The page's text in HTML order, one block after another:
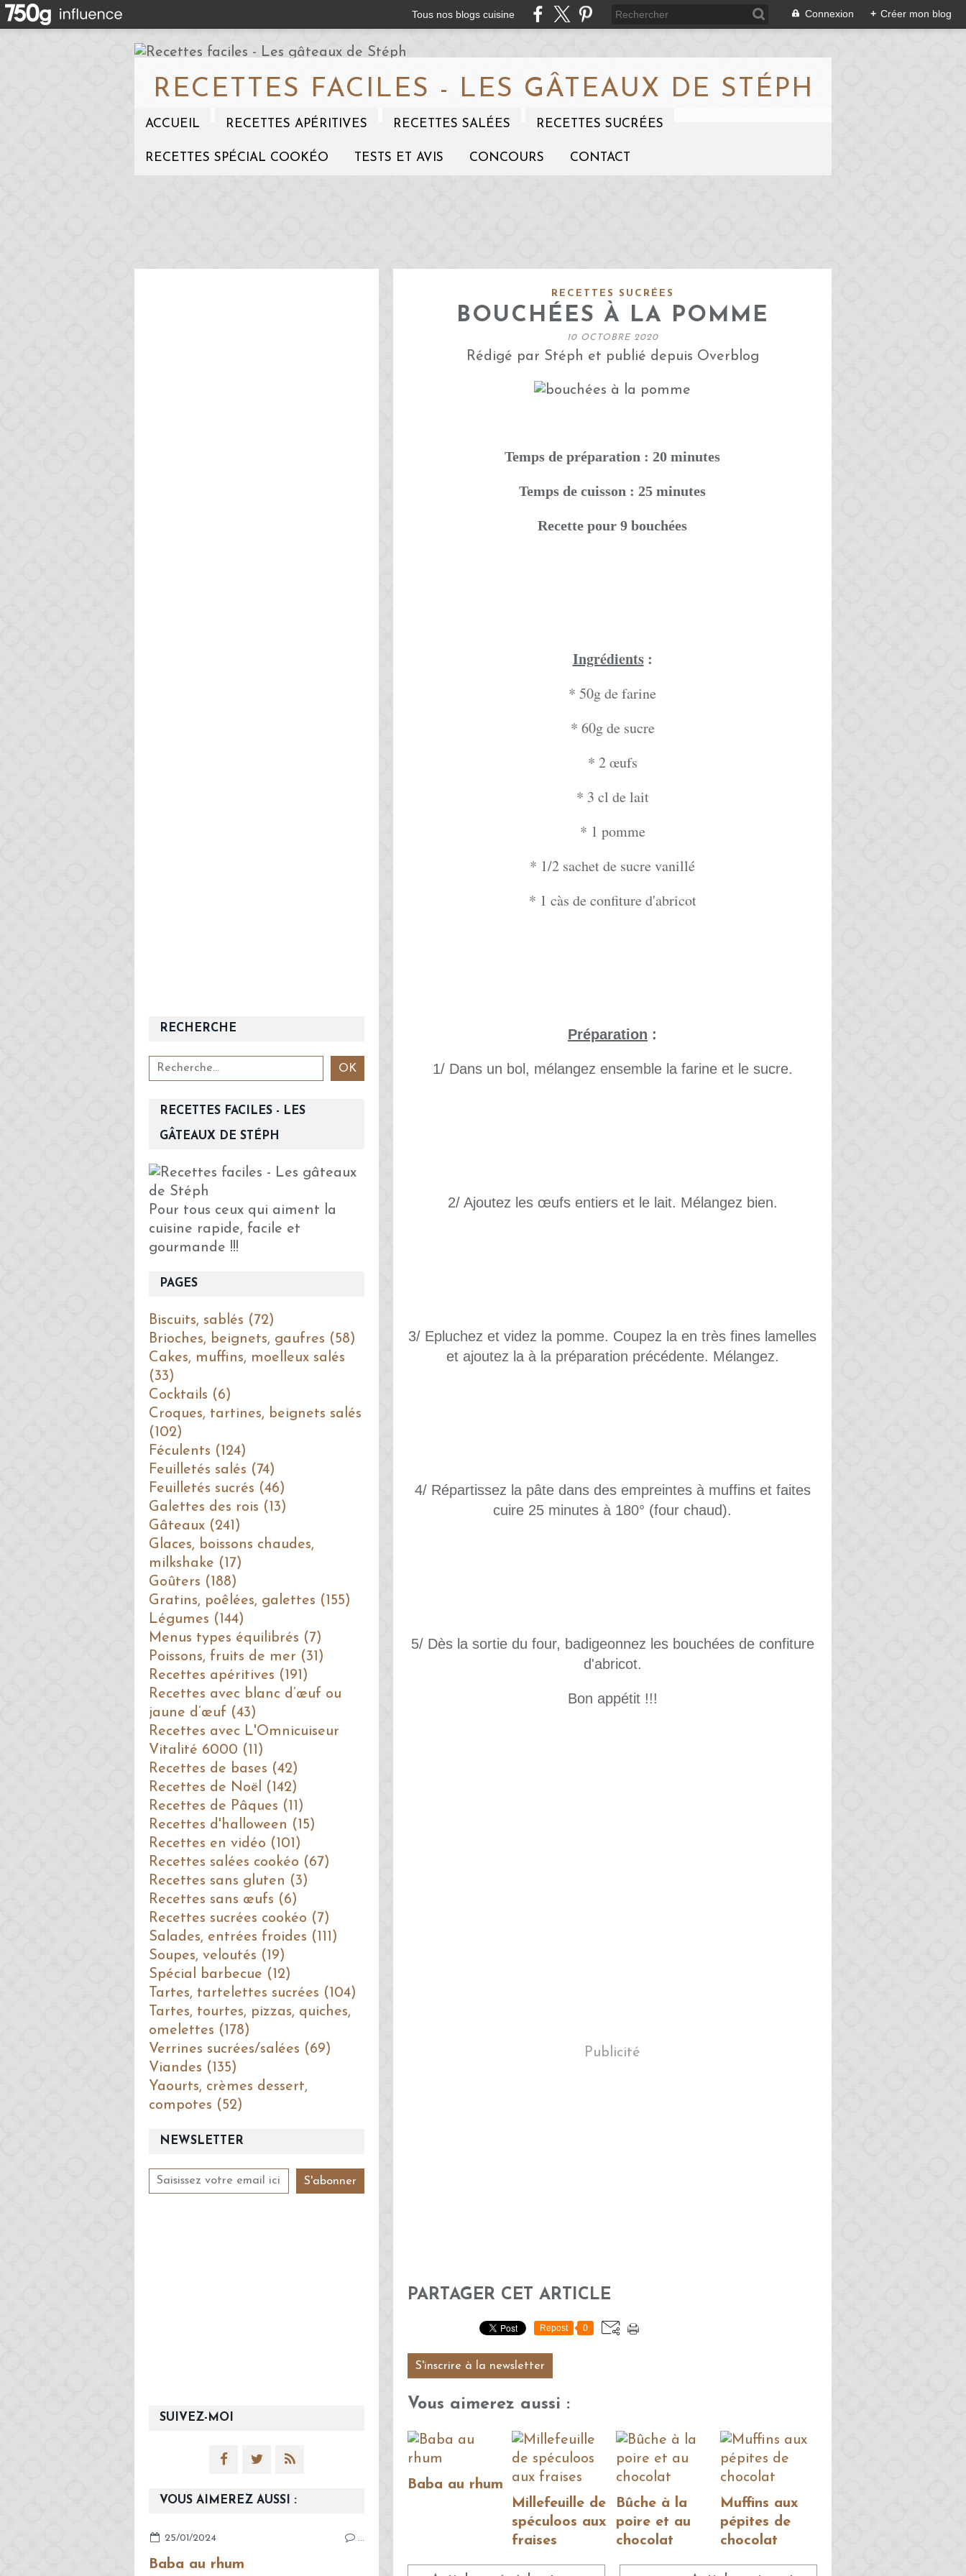
Tous nos blogs cuisine Connexion + Créer mon blog
RECETTES FACILES - LES GÂTEAUX DE STÉPH
ACCUEIL RECETTES APÉRITIVES RECETTES SALÉES RECETTES SUCRÉES
RECETTES SPÉCIAL COOKÉO TESTS ET AVIS CONCOURS CONTACT
RECETTES SUCRÉES
BOUCHÉES À LA POMME
10 OCTOBRE 2020
Rédigé par Stéph et publié depuis Overblog
Temps de préparation : 20 minutes
Temps de cuisson : 25 minutes
Recette pour 9 bouchées
Ingrédients:
* 50g de farine
* 60g de sucre
* 2 œufs
* 3 cl de lait
* 1 pomme
* 1/2 sachet de sucre vanillé
* 1 càs de confiture d'abricot
Préparation :
1/ Dans un bol, mélangez ensemble la farine et le sucre.
2/ Ajoutez les œufs entiers et le lait. Mélangez bien.
3/ Epluchez et videz la pomme. Coupez la en très fines lamelles
et ajoutez la à la préparation précédente. Mélangez.
4/ Répartissez la pâte dans des empreintes à muffins et faites
cuire 25 minutes à 180° (four chaud).
5/ Dès la sortie du four, badigeonnez les bouchées de confiture
d'abricot.
Bon appétit !!!
Publicité
PARTAGER CET ARTICLE
Repost 0
S'inscrire à la newsletter
Vous aimerez aussi :
Baba au rhum
Millefeuille de
spéculoos aux
fraises
Bûche à la
poire et au
chocolat
Muffins aux
pépites de
chocolat
NEWSLETTER
SUIVEZ-MOI
RECHERCHE
RECETTES FACILES - LES
GÂTEAUX DE STÉPH
Pour tous ceux qui aiment la
cuisine rapide, facile et
gourmande !!!
VOUS AIMEREZ AUSSI :
25/01/2024 …
Baba au rhum
PAGES
Biscuits, sablés (72)
Brioches, beignets, gaufres (58)
Cakes, muffins, moelleux salés
(33)
Cocktails (6)
Croques, tartines, beignets salés
(102)
Féculents (124)
Feuilletés salés (74)
Feuilletés sucrés (46)
Galettes des rois (13)
Gâteaux (241)
Glaces, boissons chaudes,
milkshake (17)
Goûters (188)
Gratins, poêlées, galettes (155)
Légumes (144)
Menus types équilibrés (7)
Poissons, fruits de mer (31)
Recettes apéritives (191)
Recettes avec blanc d’œuf ou
jaune d’œuf (43)
Recettes avec L'Omnicuiseur
Vitalité 6000 (11)
Recettes de bases (42)
Recettes de Noël (142)
Recettes de Pâques (11)
Recettes d'halloween (15)
Recettes en vidéo (101)
Recettes salées cookéo (67)
Recettes sans gluten (3)
Recettes sans œufs (6)
Recettes sucrées cookéo (7)
Salades, entrées froides (111)
Soupes, veloutés (19)
Spécial barbecue (12)
Tartes, tartelettes sucrées (104)
Tartes, tourtes, pizzas, quiches,
omelettes (178)
Verrines sucrées/salées (69)
Viandes (135)
Yaourts, crèmes dessert,
compotes (52)